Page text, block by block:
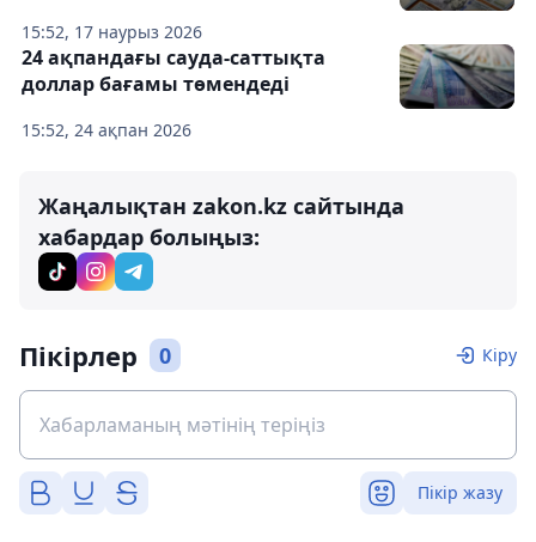
15:52, 17 наурыз 2026
15:52, 24 ақпан 2026
24 ақпандағы сауда-саттықта
доллар бағамы төмендеді
Жаңалықтан zakon.kz сайтында
хабардар болыңыз:
Пікірлер 0 Кіру
Пікір жазу